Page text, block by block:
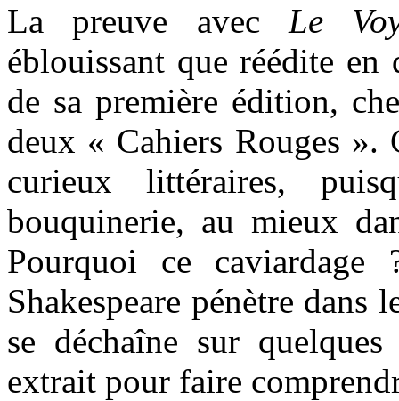
La preuve avec Le
éblouissant que réédite
de sa première édition,
deux « Cahiers Rouges ».
curieux littéraires,
bouquinerie, au mieux
Pourquoi ce
Shakespeare pénètre
se déchaîne sur
extrait pour faire